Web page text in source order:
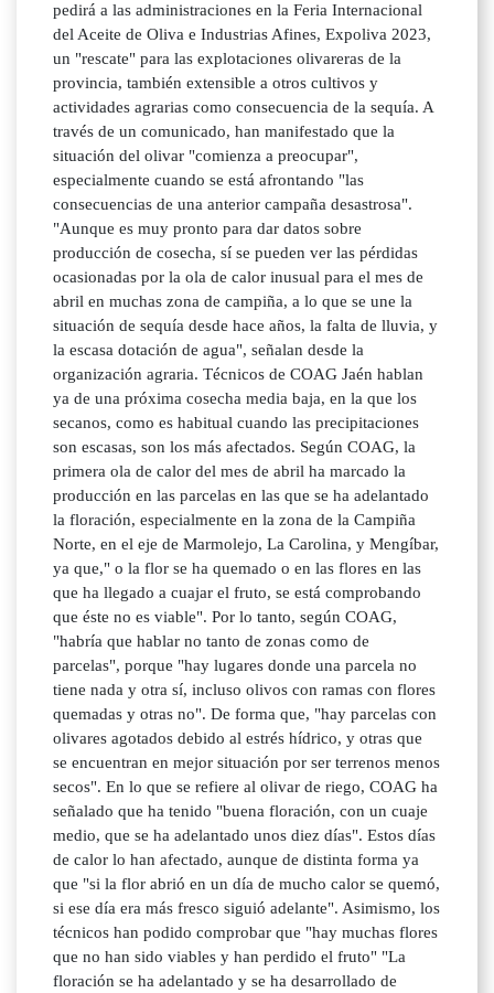
pedirá a las administraciones en la Feria Internacional
del Aceite de Oliva e Industrias Afines, Expoliva 2023,
un "rescate" para las explotaciones olivareras de la
provincia, también extensible a otros cultivos y
actividades agrarias como consecuencia de la sequía. A
través de un comunicado, han manifestado que la
situación del olivar "comienza a preocupar",
especialmente cuando se está afrontando "las
consecuencias de una anterior campaña desastrosa".
"Aunque es muy pronto para dar datos sobre
producción de cosecha, sí se pueden ver las pérdidas
ocasionadas por la ola de calor inusual para el mes de
abril en muchas zona de campiña, a lo que se une la
situación de sequía desde hace años, la falta de lluvia, y
la escasa dotación de agua", señalan desde la
organización agraria. Técnicos de COAG Jaén hablan
ya de una próxima cosecha media baja, en la que los
secanos, como es habitual cuando las precipitaciones
son escasas, son los más afectados. Según COAG, la
primera ola de calor del mes de abril ha marcado la
producción en las parcelas en las que se ha adelantado
la floración, especialmente en la zona de la Campiña
Norte, en el eje de Marmolejo, La Carolina, y Mengíbar,
ya que," o la flor se ha quemado o en las flores en las
que ha llegado a cuajar el fruto, se está comprobando
que éste no es viable". Por lo tanto, según COAG,
"habría que hablar no tanto de zonas como de
parcelas", porque "hay lugares donde una parcela no
tiene nada y otra sí, incluso olivos con ramas con flores
quemadas y otras no". De forma que, "hay parcelas con
olivares agotados debido al estrés hídrico, y otras que
se encuentran en mejor situación por ser terrenos menos
secos". En lo que se refiere al olivar de riego, COAG ha
señalado que ha tenido "buena floración, con un cuaje
medio, que se ha adelantado unos diez días". Estos días
de calor lo han afectado, aunque de distinta forma ya
que "si la flor abrió en un día de mucho calor se quemó,
si ese día era más fresco siguió adelante". Asimismo, los
técnicos han podido comprobar que "hay muchas flores
que no han sido viables y han perdido el fruto" "La
floración se ha adelantado y se ha desarrollado de